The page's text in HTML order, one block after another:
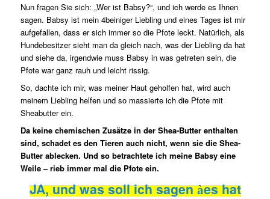
Nun fragen Sie sich: „Wer ist Babsy?“, und ich werde es Ihnen
sagen. Babsy ist mein 4beiniger Liebling und eines Tages ist mir
aufgefallen, dass er sich immer so die Pfote leckt. Natürlich, als
Hundebesitzer sieht man da gleich nach, was der Liebling da hat
und siehe da, irgendwie muss Babsy in was getreten sein, die
Pfote war ganz rauh und leicht rissig.
So, dachte ich mir, was meiner Haut geholfen hat, wird auch
meinem Liebling helfen und so massierte ich die Pfote mit
Sheabutter ein.
Da keine chemischen Zusätze in der Shea-Butter enthalten
sind, schadet es den Tieren auch nicht, wenn sie die Shea-
Butter ablecken. Und so betrachtete ich meine Babsy eine
Weile – rieb immer mal die Pfote ein.
JA, und was soll ich sagenàes hat